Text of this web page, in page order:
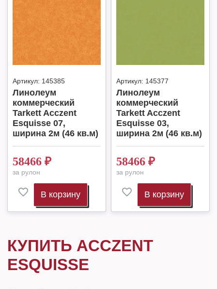
Артикул: 145385
Линолеум
коммерческий
Tarkett Acczent
Esquisse 07,
ширина 2м (46 кв.м)
58466 ₽
за рулон
В корзину
Артикул: 145377
Линолеум
коммерческий
Tarkett Acczent
Esquisse 03,
ширина 2м (46 кв.м)
58466 ₽
за рулон
В корзину
КУПИТЬ ACCZENT
ESQUISSE